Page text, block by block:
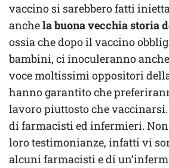
vaccino si sarebbero fatti
anchela buona vecchia storia
ossia che dopo il vaccino
bambini, ci inoculeranno
voce moltissimi oppositori
hanno garantito che
lavoro piuttosto che
di farmacisti ed infermieri. Non
loro testimonianze, infatti vi
alcuni farmacisti e di